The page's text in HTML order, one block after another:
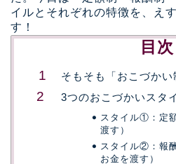
イルとそれぞれの特徴を、え
す！
目次
そもそも「おこづかい
3つのおこづかいスタ
スタイル①：定
渡す）
スタイル②：報
お金を渡す）